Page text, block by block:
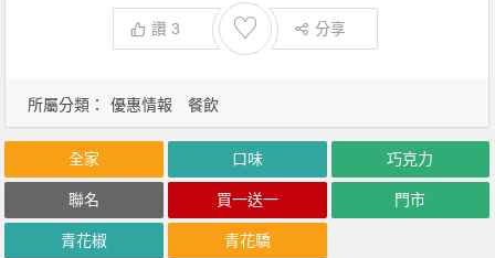
讚3 ♡ 分享
所屬分類： 優惠情報 餐飲
全家 口味 巧克力
聯名 買一送一 門市
青花椒 青花驕